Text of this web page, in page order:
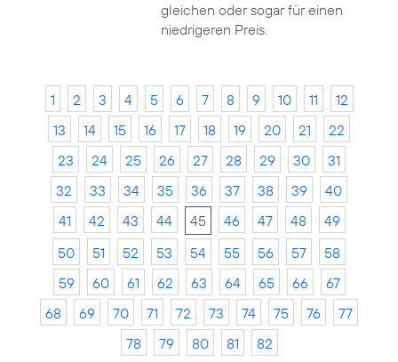
gleichen oder sogar für einen
niedrigeren Preis.
1 2 3 4 5 6 7 8 9 10 11
12
13
14 15 16 17 18 19 20 21
22
23
24 25 26 27 28 29 30
31
32
33 34 35 36 37 38 39
40
41
42 43 44 45 46 47 48
49
50
51 52 53 54 55 56 57
58
59
60 61 62 63 64 65 66
67
68
69 70 71 72 73 74 75 76
77
78
79 80 81 82